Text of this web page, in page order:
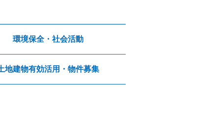
環境保全・社会活動
地建物有効活用・物件募集